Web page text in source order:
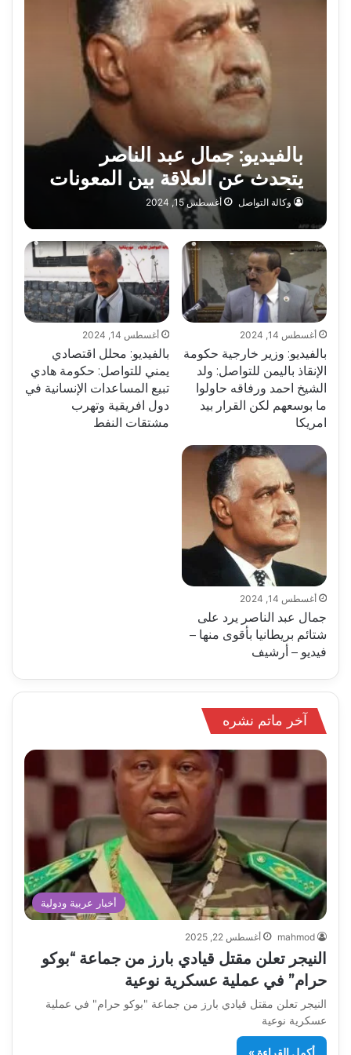
بالفيديو: جمال عبد الناصر
يتحدث عن العلاقة بين المعونات
الأجنبية واستقلالية القرار
الوطني
وكالة التواصل أغسطس 15, 2024
أغسطس 14, 2024
بالفيديو: وزير خارجية حكومة
الإنقاذ باليمن للتواصل: ولد
الشيخ احمد ورفاقه حاولوا
ما بوسعهم لكن القرار بيد
امريكا
أغسطس 14, 2024
بالفيديو: محلل اقتصادي
يمني للتواصل: حكومة هادي
تبيع المساعدات الإنسانية في
دول افريقية وتهرب
مشتقات النفط
أغسطس 14, 2024
جمال عبد الناصر يرد على
شتائم بريطانيا بأقوى منها –
فيديو – أرشيف
آخر ماتم نشره
أخبار عربية ودولية
mahmod أغسطس 22, 2025
النيجر تعلن مقتل قيادي بارز من جماعة “بوكو
حرام” في عملية عسكرية نوعية
النيجر تعلن مقتل قيادي بارز من جماعة "بوكو حرام" في عملية
عسكرية نوعية
أكمل القراءة »